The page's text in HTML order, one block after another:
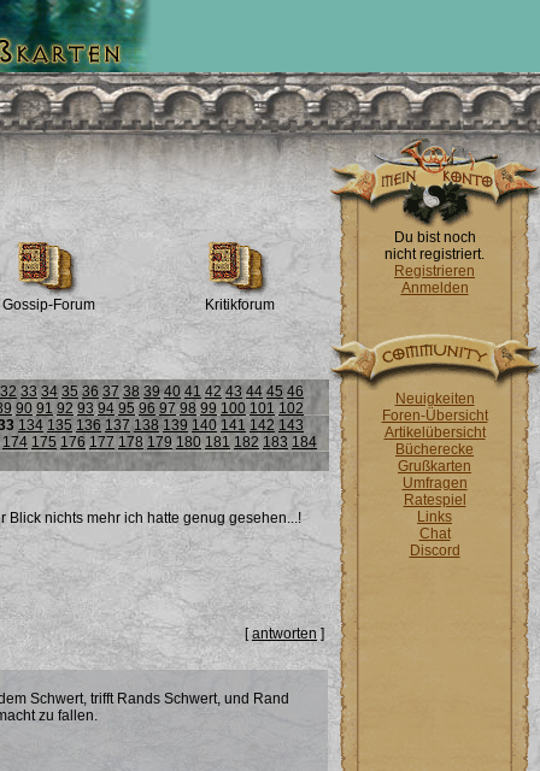
Gossip-Forum Kritikforum
32 33 34 35 36 37 38 39 40 41 42 43 44 45 46
90 91 92 93 94 95 96 97 98 99 100 101 102
134 135 136 137 138 139 140 141 142 143
174 175 176 177 178 179 180 181 182 183 184
nichts mehr ich hatte genug gesehen...!
[antworten ]
Schwert, trifft Rands Schwert, und Rand
zu fallen.
Du bist noch
nicht registriert.
Registrieren
Anmelden
Neuigkeiten
Foren-Übersicht
Artikelübersicht
Bücherecke
Grußkarten
Umfragen
Ratespiel
Links
Chat
Discord